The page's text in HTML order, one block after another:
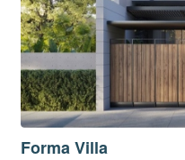
Forma Villa